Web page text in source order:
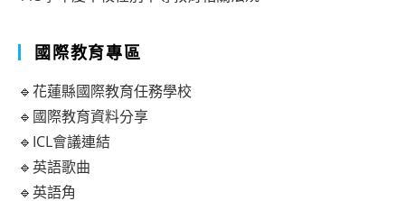
國際教育專區
🔹花蓮縣國際教育任務學校
🔹國際教育資料分享
🔹ICL會議連結
🔹英語歌曲
🔹英語角